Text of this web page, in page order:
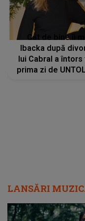
Cât de bine îi
Ibacka după
lui Cabral a
prima zi de
LANSĂRI